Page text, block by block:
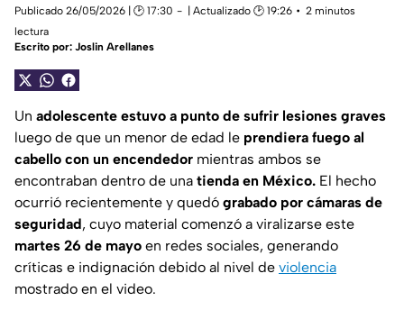
Publicado 26/05/2026 | 🕑 17:30 | Actualizado 🕑 19:26
2 minutos
lectura
Escrito por: Joslin Arellanes
Un adolescente estuvo a punto de sufrir lesiones graves
luego de que un menor de edad le prendiera fuego al
cabello con un encendedor mientras ambos se
encontraban dentro de una tienda en México. El hecho
ocurrió recientemente y quedó grabado por cámaras de
seguridad, cuyo material comenzó a viralizarse este
martes 26 de mayo en redes sociales, generando
críticas e indignación debido al nivel de violencia
mostrado en el video.